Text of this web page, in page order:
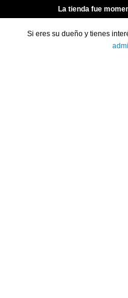
La tienda fue
Si eres su dueño y tienes